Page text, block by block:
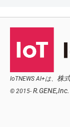
IoTNEWS AI+は、 株
© 2015- R.GENE,Inc.